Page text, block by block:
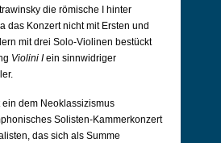
die römische I hinter
das Konzert nicht mit Ersten und
mit drei Solo-Violinen bestückt
Violini Iein sinnwidriger
ein dem Neoklassizismus
Solisten-Kammerkonzert
das sich als Summe